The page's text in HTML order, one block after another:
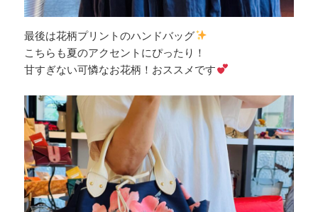
最後は花柄プリントのハンドバッグ
こちらも夏のアクセントにぴったり！
甘すぎない可憐なお花柄！おススメです